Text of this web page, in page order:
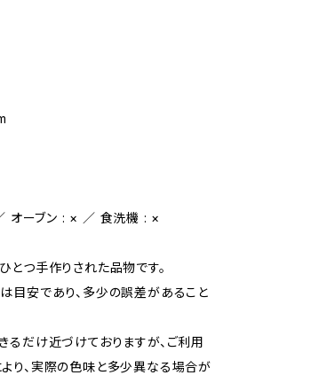
オーブン : × ／ 食洗機 : ×
とつ手作りされた品物です。
目安であり、多少の誤差があること
るだけ近づけておりますが、ご利用
り、実際の色味と多少異なる場合が